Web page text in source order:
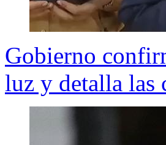
Gobierno
luz y detalla las